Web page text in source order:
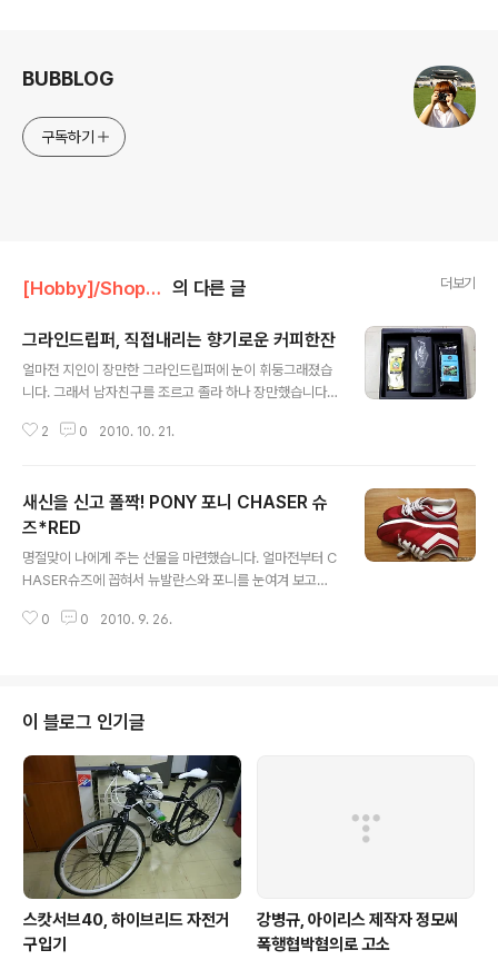
BUBBLOG
구독하기
[Hobby]/Shopping 의 다른 글 더보기
그라인드립퍼, 직접내리는 향기로운 커피한잔
얼마전 지인이 장만한 그라인드립퍼에 눈이 휘둥그래졌습
니다. 그래서 남자친구를 조르고 졸라 하나 장만했습니다.
본전은 뽑겠다 싶었습니다. 단점이라면 한번에 1~2잔이
해주고도 남겠다 싶습니다. 그라인드립퍼를 장만하고 부터
사무실에 문을 열고 들어오면 은근한 커피향이 납니다. 가
을스럽고 매우 좋습니다. 오전에 한잔 오후에 한잔 내려서
홀짝거리면 뱃속도 따뜻하고 하루가 기분좋아 질 것 같은
느낌이 팍팍팍 옵니다! 일단 공정은 간단합니다. 드립퍼부
분에 거름지를 넣고 구조물을 조립한후 그라인더 윗부분에
2 0 2010. 10. 21.
새신을 신고 폴짝! PONY 포니 CHASER 슈
즈*RED
명절맞이 나에게 주는 선물을 마련했습니다. 얼마전부터 C
HASER슈즈에 꼽혀서 뉴발란스와 포니를 눈여겨 보고있
는 관계로 게다가 가격대도 포니와는 많은 차이가 있습니
상마다 차이가 있었지만 중간5단위 사이즈를 고를 수 있어
서 좋았습니다. 원래 운동화를 한켤레 살려고 생각하면서
컨버스하이 아이보리색을 사려고 했지만 우연히 타임스퀘
어에서 시간보내며 아이쇼핑중에 발견한 포니 CHASER
슈즈를 잊지못하고 그리워하게 된것이지요.. 하얀색 목이
긴 골지 양말도 함께 장만했는데요. 가을에 반바지에 ..
0 0 2010. 9. 26.
이 블로그 인기글
스캇서브40, 하이브리드 자전거
구입기
강병규, 아이리스 제작자 정모씨
폭행협박혐의로 고소